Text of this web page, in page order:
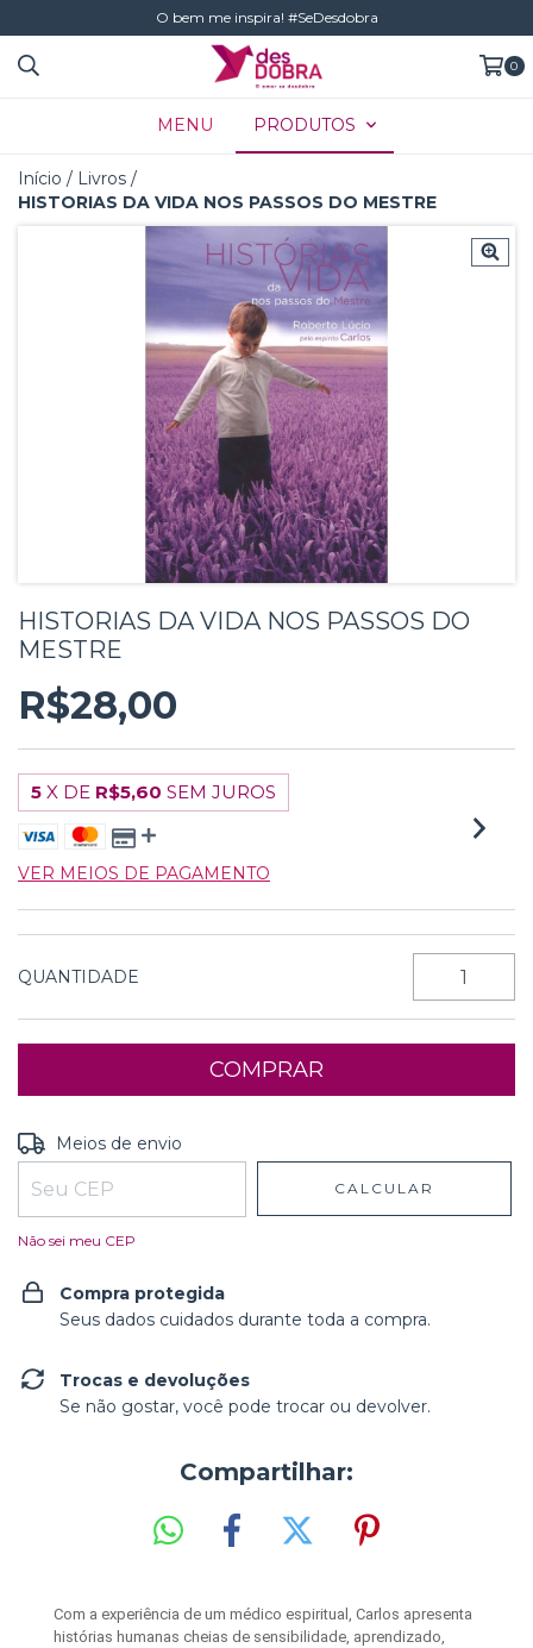
O bem me inspira! #SeDesdobra
0
MENU PRODUTOS
Início / Livros /
HISTORIAS DA VIDA NOS PASSOS DO MESTRE
HISTORIAS DA VIDA NOS PASSOS DO
MESTRE
R$28,00
5 X DE R$5,60 SEM JUROS
VER MEIOS DE PAGAMENTO
QUANTIDADE
Entregas para o CEP:
Meios de envio
CALCULAR
Não sei meu CEP
Compra protegida
Seus dados cuidados durante toda a compra.
Trocas e devoluções
Se não gostar, você pode trocar ou devolver.
Compartilhar:
Com a experiência de um médico espiritual, Carlos apresenta
histórias humanas cheias de sensibilidade, aprendizado,